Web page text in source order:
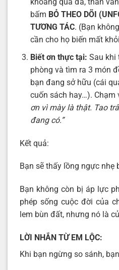
bấm BỎ THEO DÕI
TƯƠNG TÁC. (Bạn
cần cho họ biến mất
Biết ơn thực tại: Sau khi
phòng và tìm ra 3 món
bạn đang sở hữu (cái
cuốn sách hay…). Chạm
ơn vì mày là thật. Tao
đang có.”
Kết quả:
Bạn sẽ thấy lồng ngực nhẹ
Bạn không còn bị áp lực
phép sống cuộc đời của
lem bùn đất, nhưng nó là
LỜI NHẮN TỪ EM LỘC:
Khi bạn ngừng so sánh,